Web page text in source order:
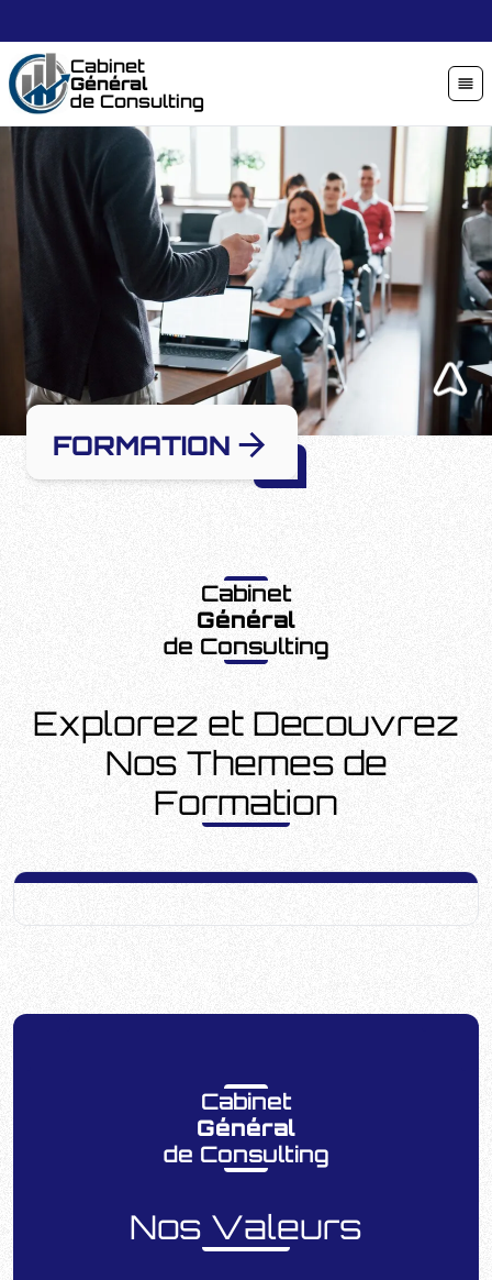
Cabinet
Général
de Consulting
FORMATION
Cabinet
Général
de Consulting
Explorez et Decouvrez
Nos Themes de
Formation
Cabinet
Général
de Consulting
Nos Valeurs